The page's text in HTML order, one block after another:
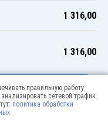
1 316,00
1 316,00
правильную работу
сетевой трафик.
политика обработки